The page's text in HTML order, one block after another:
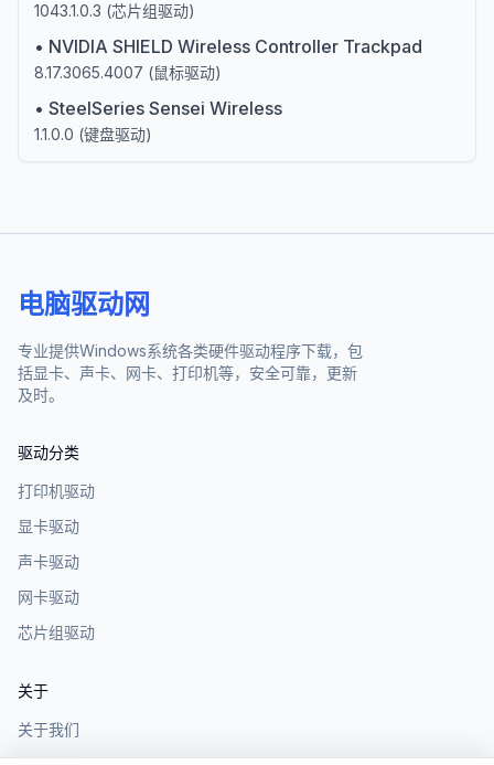
1043.1.0.3 (芯片组驱动)
• NVIDIA SHIELD Wireless Controller Trackpad
8.17.3065.4007 (鼠标驱动)
• SteelSeries Sensei Wireless
1.1.0.0 (键盘驱动)
电脑驱动网
专业提供Windows系统各类硬件驱动程序下载，包
括显卡、声卡、网卡、打印机等，安全可靠，更新
及时。
驱动分类
打印机驱动
显卡驱动
声卡驱动
网卡驱动
芯片组驱动
关于
关于我们